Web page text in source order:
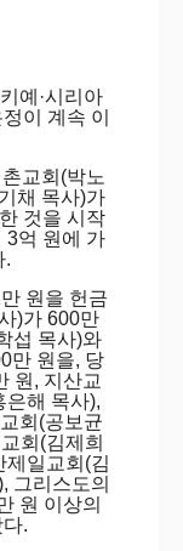
예·시리아
이 계속 이
교회(박노
채 목사)가
것을 시작
3억 원에 가
.
원을 헌금
)가 600만
섭 목사)와
만 원을, 당
원, 지산교
은해 목사),
회(공보균
회(김제희
제일교회(김
그리스도의
원 이상의
.